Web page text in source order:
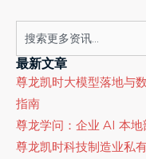
最新文章
尊龙凯时大模型落地与
指南
尊龙学问：企业 AI 本
尊龙凯时科技制造业私